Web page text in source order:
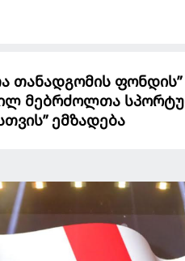
თანადგომის
მებრძოლთა
ემზადება